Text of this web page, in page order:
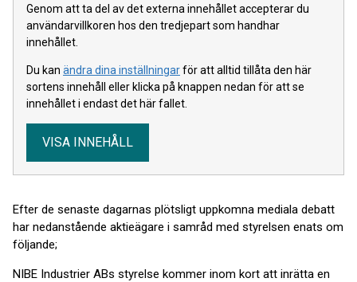
Genom att ta del av det externa innehållet accepterar du
användarvillkoren hos den tredjepart som handhar
innehållet.
Du kan ändra dina inställningarför att alltid tillåta den här
sortens innehåll eller klicka på knappen nedan för att se
innehållet i endast det här fallet.
VISA INNEHÅLL
Efter de senaste dagarnas plötsligt uppkomna mediala debatt
har nedanstående aktieägare i samråd med styrelsen enats om
följande;
NIBE Industrier ABs styrelse kommer inom kort att inrätta en